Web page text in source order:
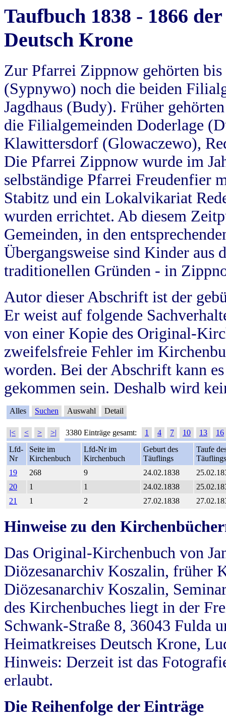
Taufbuch 1838 - 1866
Deutsch Krone
Zur Pfarrei Zippnow gehörten
(Sypnywo) noch die beiden
Jagdhaus (Budy). Früher
die Filialgemeinden Doderlage
Klawittersdorf (Glowaczewo),
Die Pfarrei Zippnow wurde im
selbständige Pfarrei Freudenfier
Stabitz und ein Lokalvikariat
wurden errichtet. Ab diesem
Gemeinden, in den
Übergangsweise sind Kinder aus
traditionellen Gründen - in
Autor dieser Abschrift ist der
Er weist auf folgende
von einer Kopie des Original-
zweifelsfreie Fehler im
worden. Bei der Abschrift kann
gekommen sein. Deshalb wird
Alles Suchen Auswahl Detail
|< < > >| 3380 Einträge gesamt: 1 4 7 10 13
16
Lfd-
Nr
Seite im
Kirchenbuch
Lfd-Nr im
Kirchenbuch
Geburt des
Täuflings
Taufe
Täuflings
19
268 9 24.02.1838
20
1 1 24.02.1838
21
1 2 27.02.1838
Hinweise zu den
Das Original-Kirchenbuch von
Diözesanarchiv Koszalin, früher
Diözesanarchiv Koszalin,
des Kirchenbuches liegt in der
Schwank-Straße 8, 36043 Fulda
Heimatkreises Deutsch Krone,
Hinweis: Derzeit ist das
erlaubt.
Die Reihenfolge der Einträge